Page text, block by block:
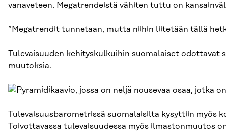
vanaveteen. Megatrendeistä vähiten tuttu on
”Megatrendit tunnetaan, mutta niihin liitetään tällä
Tulevaisuuden kehityskulkuihin suomalaiset
muutoksia.
Tulevaisuusbarometrissä suomalaisilta kysyttiin myös
Toivottavassa tulevaisuudessa myös ilmastonmuutos